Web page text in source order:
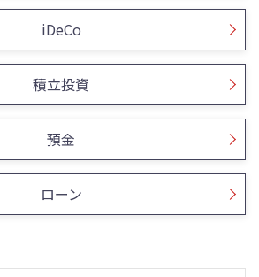
iDeCo
積立投資
預金
ローン